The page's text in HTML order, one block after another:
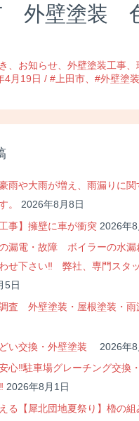
雨や大雨が増え、雨漏りに
。
2026年8月8日
事】擁壁に車が衝突 2026年8
漏電・故障 ボイラーの水漏
せ下さい‼ 弊社、専門スタ
5日
査 外壁塗装・屋根塗装・雨
い交換・外壁塗装 2026年8
心‼駐車場グレーチング交換
2026年8月1日
る【犀北団地夏祭り】櫓の組
外壁塗装
、 お知らせ、外壁塗装工事、
4月19日 /#上田市、#外壁塗装